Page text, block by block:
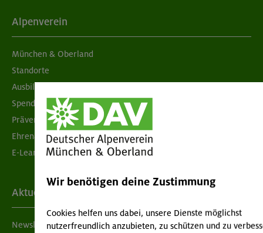
Alpenverein
München & Oberland
Standorte
Ausbildung & Jobs
Spenden
Prävention sexualisierter Gewalt
Ehrenamtsbörse
E-Learning
Aktuelles
Newsletter
Wir benötigen deine Zustimmung
Cookies helfen uns dabei, unsere Dienste möglichst
nutzerfreundlich anzubieten, zu schützen und zu